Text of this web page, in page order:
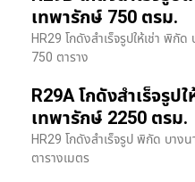
เทพารักษ์ 750 ตรม.
HR29 โกดังสำเร็จรูปให้เช่า พิ
750 ตาราง
R29A โกดังสำเร็จรูป
เทพารักษ์ 2250 ตรม.
HR29 โกดังสำเร็จรูป พิกัด บา
ตารางเมตร